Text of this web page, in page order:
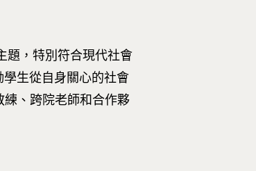
題，特別符合現代社會
學生從自身關心的社會
、跨院老師和合作夥